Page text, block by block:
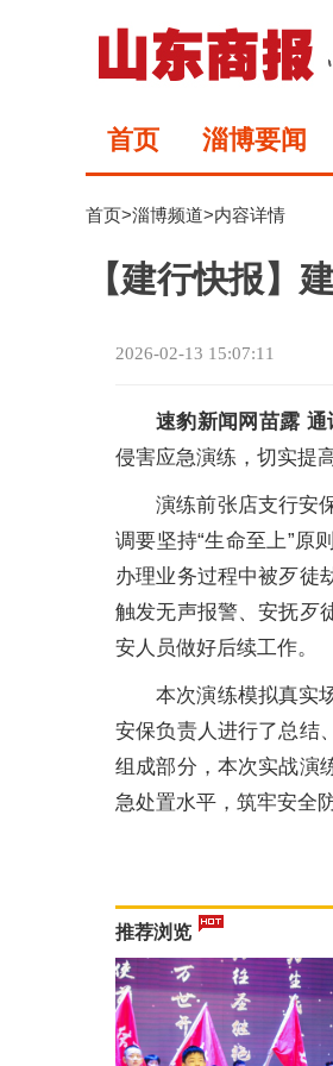
首页 淄博要闻
首页>淄博频道>内容详情
【建行快报】
2026-02-13 15:07:11
速豹新闻网苗露 通
侵害应急演练，切实提
演练前张店支行安
调要坚持“生命至上”原
办理业务过程中被歹徒
触发无声报警、安抚歹
安人员做好后续工作。
本次演练模拟真实
安保负责人进行了总结
组成部分，本次实战演
急处置水平，筑牢安全
推荐浏览